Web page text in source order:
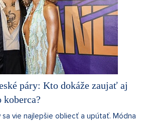
páry: Kto dokáže zaujať aj
koberca?
vie najlepšie obliecť a upútať. Módna